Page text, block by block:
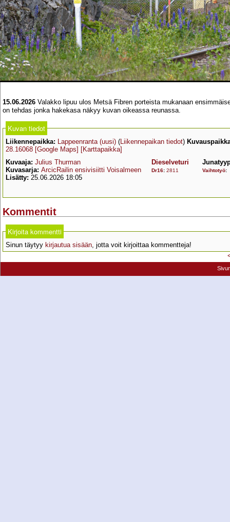
15.06.2026 Valakko lipuu ulos Metsä Fibren porteista mukanaan
on tehdas jonka hakekasa näkyy kuvan oikeassa reunassa.
Kuvan tiedot
Liikennepaikka: Lappeenranta (uusi) (Liikennepaikan tiedot)
28.16068 [Google Maps] [Karttapaikka]
Kuvaaja: Julius Thurman
Kuvasarja: ArcicRailin ensivisiitti Voisalmeen
Lisätty: 25.06.2026 18:05
Dieselveturi
Dr16: 2811 Vaihtotyö:
Kommentit
Kirjoita kommentti
Sinun täytyy kirjautua sisään, jotta voit kirjoittaa kommentteja!